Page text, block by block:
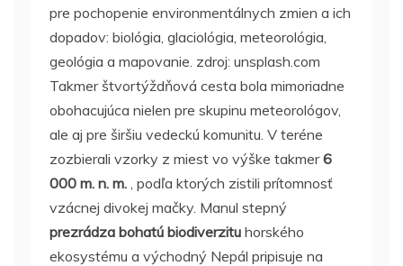
pre pochopenie environmentálnych zmien a ich
dopadov: biológia, glaciológia, meteorológia,
geológia a mapovanie. zdroj: unsplash.com
Takmer štvortýždňová cesta bola mimoriadne
obohacujúca nielen pre skupinu meteorológov,
ale aj pre širšiu vedeckú komunitu. V teréne
zozbierali vzorky z miest vo výške takmer6
000 m. n. m. , podľa ktorých zistili prítomnosť
vzácnej divokej mačky. Manul stepný
prezrádza bohatú biodiverzitu horského
ekosystému a východný Nepál pripisuje na